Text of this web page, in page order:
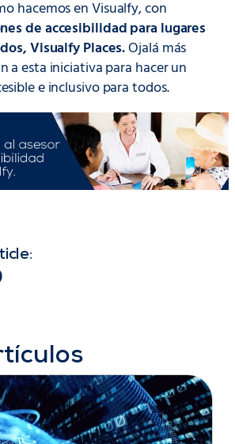
hacemos en Visualfy, con
de accesibilidad para lugares
Visualfy Places.Ojalá más
a esta iniciativa para hacer un
e inclusivo para todos.